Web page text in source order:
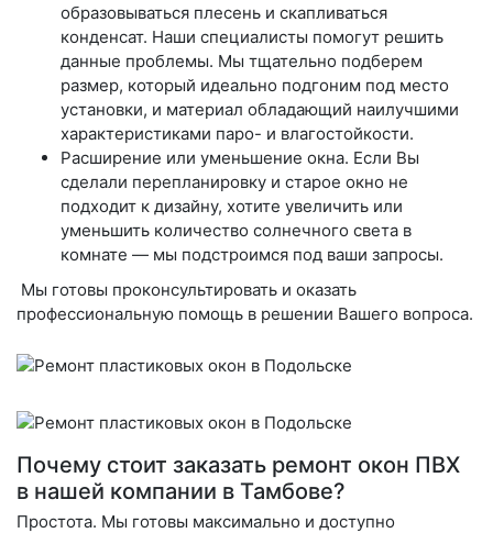
образовываться плесень и скапливаться
конденсат. Наши специалисты помогут решить
данные проблемы. Мы тщательно подберем
размер, который идеально подгоним под место
установки, и материал обладающий наилучшими
характеристиками паро- и влагостойкости.
Расширение или уменьшение окна. Если Вы
сделали перепланировку и старое окно не
подходит к дизайну, хотите увеличить или
уменьшить количество солнечного света в
комнате — мы подстроимся под ваши запросы.
Мы готовы проконсультировать и оказать
профессиональную помощь в решении Вашего вопроса.
Почему стоит заказать ремонт окон ПВХ
в нашей компании в Тамбове?
Простота. Мы готовы максимально и доступно